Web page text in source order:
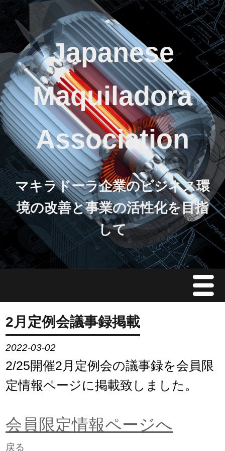
Japanese
Maquiladora
Association
マキラドーラ企業のビジネス環
境の改善と事業の活性化を目指
して
Menu
JMAについて
会員情報
イベント案内
会員限定情報
2月定例会議事録掲載
2022-03-02
2/25開催2月定例会の議事録を会員限
定情報ページに掲載致しました。
会員限定情報ページへ
戻る